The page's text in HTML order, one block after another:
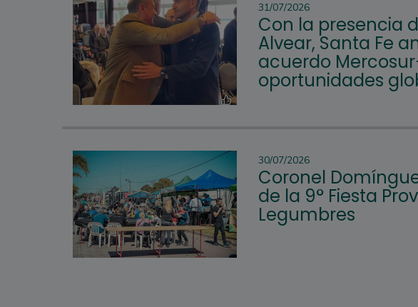
31/07/2026
Con la presencia
Alvear, Santa Fe
acuerdo
oportunidades
30/07/2026
Coronel
de la 9° Fiesta
Legumbres